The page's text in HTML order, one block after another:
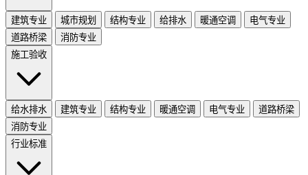
建筑专业 城市规划 结构专业 给排水 暖通空调
电气专业
道路桥梁
消防专业
施工验收
给水排水 建筑专业 结构专业 暖通空调 电气专业
道路桥梁
消防专业
行业标准